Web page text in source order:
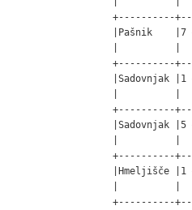
+----------
|Pašnik
+----------
|Sadovnjak
+----------
|Sadovnjak
+----------
|Hmeljišče
+----------